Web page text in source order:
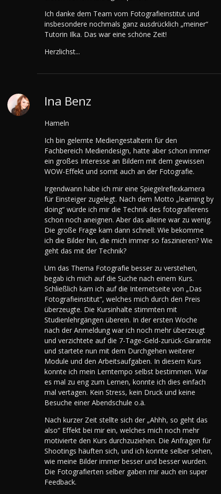
Ich danke dem Team vom Fotografieinstitut und
insbesondere nochmals ganz ausdrücklich „meiner“
Tutorin Ilka. Das war eine schöne Zeit!
Herzlichst...
Ina Benz
Hameln
Ich bin gelernte Mediengestalterin für den
Fachbereich Mediendesign, hatte aber schon immer
ein großes Interesse an Bildern mit dem gewissen
WOW-Effekt und somit auch an der Fotografie.
Irgendwann habe ich mir eine Spiegelreflexkamera
für Einsteiger zugelegt. Nach dem Motto „learning by
doing“ würde ich mir die Technik des fotografierens
schon noch aneignen. Aber das alleine war zu wenig.
Die große Frage kam dann schnell: Wie bekomme
ich die Bilder hin, die mich immer so faszinieren? Wie
geht das mit der Technik?
Um das Thema Fotografie besser zu verstehen,
begab ich mich auf die Suche nach einem Kurs.
Schließlich kam ich auf die Internetseite von „Das
Fotografieinstitut“, welches mich durch den Preis
überzeugte. Die Kursinhalte stimmten mit
Studienlehrgängen überein. In der ersten Woche
nach der Anmeldung war ich noch mehr überzeugt
und verzichtete auf die 7-Tage-Geld-zurück-Garantie
und startete nun mit dem Durchgehen weiterer
Module und den Arbeitsaufgaben. In diesem Kurs
konnte ich mein Lerntempo selbst bestimmen. War
es mal zu eng zum Lernen, konnte ich dies einfach
mal vertagen. Kein Stress, kein Druck und keine
Besuche einer Abendschule o.ä.
Nach kurzer Zeit stellte sich der „Ahhh, so geht das
also“ Effekt bei mir ein, welches mich noch mehr
motivierte den Kurs durchzuziehen. Die Anfragen für
Shootings häuften sich, und ich konnte selber sehen,
wie meine Bilder immer besser und besser wurden.
Die Fotografierten selber gaben mir auch ein super
Feedback.